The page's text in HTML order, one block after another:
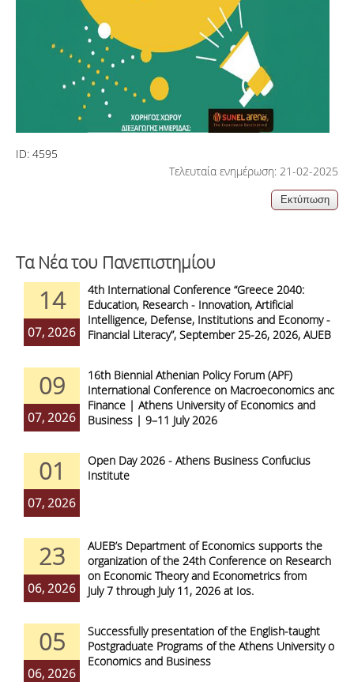
ID: 4595
Τελευταία ενημέρωση: 21-02-2025
Τα Νέα του Πανεπιστημίου
14
07, 2026
4th International Conference “Greece 2040:
Education, Research - Innovation, Artificial
Intelligence, Defense, Institutions and Economy -
Financial Literacy”, September 25-26, 2026, AUEB
09
07, 2026
16th Biennial Athenian Policy Forum (APF)
International Conference on Macroeconomics and
Finance | Athens University of Economics and
Business | 9–11 July 2026
01
07, 2026
Open Day 2026 - Athens Business Confucius
Institute
23
06, 2026
AUEB’s Department of Economics supports the
organization of the 24th Conference on Research
on Economic Theory and Econometrics from
July 7 through July 11, 2026 at Ios.
05
06, 2026
Successfully presentation of the English-taught
Postgraduate Programs of the Athens University of
Economics and Business